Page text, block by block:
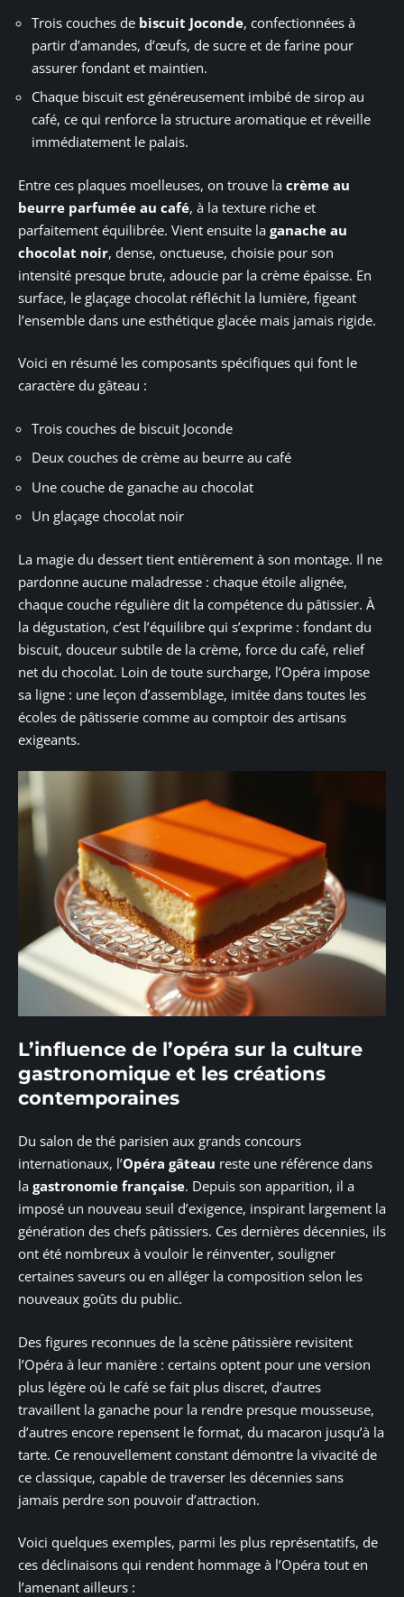
Trois couches de biscuit Joconde, confectionnées à
partir d’amandes, d’œufs, de sucre et de farine pour
assurer fondant et maintien.
Chaque biscuit est généreusement imbibé de sirop au
café, ce qui renforce la structure aromatique et réveille
immédiatement le palais.
Entre ces plaques moelleuses, on trouve la crème au
beurre parfumée au café, à la texture riche et
parfaitement équilibrée. Vient ensuite la ganache au
chocolat noir, dense, onctueuse, choisie pour son
intensité presque brute, adoucie par la crème épaisse. En
surface, le glaçage chocolat réfléchit la lumière, figeant
l’ensemble dans une esthétique glacée mais jamais rigide.
Voici en résumé les composants spécifiques qui font le
caractère du gâteau :
Trois couches de biscuit Joconde
Deux couches de crème au beurre au café
Une couche de ganache au chocolat
Un glaçage chocolat noir
La magie du dessert tient entièrement à son montage. Il ne
pardonne aucune maladresse : chaque étoile alignée,
chaque couche régulière dit la compétence du pâtissier. À
la dégustation, c’est l’équilibre qui s’exprime : fondant du
biscuit, douceur subtile de la crème, force du café, relief
net du chocolat. Loin de toute surcharge, l’Opéra impose
sa ligne : une leçon d’assemblage, imitée dans toutes les
écoles de pâtisserie comme au comptoir des artisans
exigeants.
L’influence de l’opéra sur la culture
gastronomique et les créations
contemporaines
Du salon de thé parisien aux grands concours
internationaux, l’Opéra gâteau reste une référence dans
la gastronomie française. Depuis son apparition, il a
imposé un nouveau seuil d’exigence, inspirant largement la
génération des chefs pâtissiers. Ces dernières décennies, ils
ont été nombreux à vouloir le réinventer, souligner
certaines saveurs ou en alléger la composition selon les
nouveaux goûts du public.
Des figures reconnues de la scène pâtissière revisitent
l’Opéra à leur manière : certains optent pour une version
plus légère où le café se fait plus discret, d’autres
travaillent la ganache pour la rendre presque mousseuse,
d’autres encore repensent le format, du macaron jusqu’à la
tarte. Ce renouvellement constant démontre la vivacité de
ce classique, capable de traverser les décennies sans
jamais perdre son pouvoir d’attraction.
Voici quelques exemples, parmi les plus représentatifs, de
ces déclinaisons qui rendent hommage à l’Opéra tout en
l’amenant ailleurs :